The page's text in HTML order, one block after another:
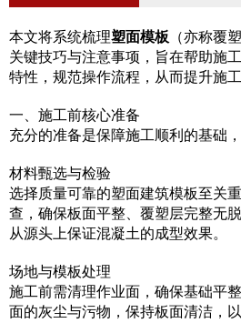
本文将系统梳理塑面模板 （亦称覆
关键技巧与注意事项，旨在帮助施
特性，规范操作流程，从而提升施工
一、施工前核心准备
充分的准备是保障施工顺利的基础
材料甄选与检验
选择质量可靠的塑面建筑模板至关
查，确保板面平整、覆塑层完整无
从源头上保证混凝土的成型效果。
场地与模板处理
施工前需清理作业面，确保基础平
面的灰尘与污物，保持板面清洁，